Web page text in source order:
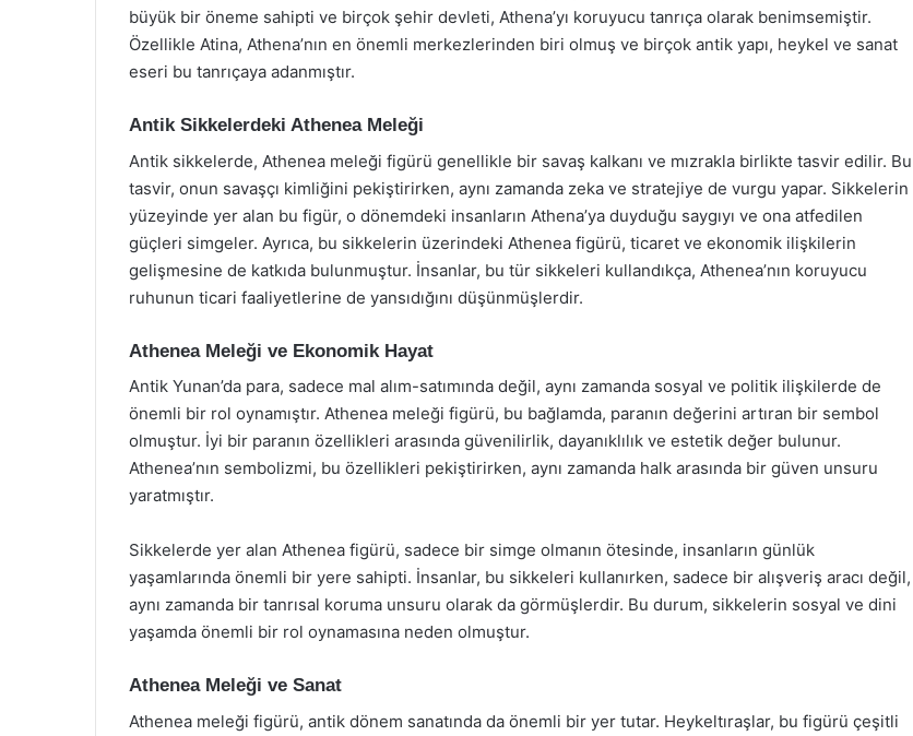
büyük bir öneme sahipti ve birçok şehir devleti, Athena’yı koruyucu tanrıça olarak benimsemiştir.
Özellikle Atina, Athena’nın en önemli merkezlerinden biri olmuş ve birçok antik yapı, heykel ve sanat
eseri bu tanrıçaya adanmıştır.
Antik Sikkelerdeki Athenea Meleği
Antik sikkelerde, Athenea meleği figürü genellikle bir savaş kalkanı ve mızrakla birlikte tasvir edilir. Bu
tasvir, onun savaşçı kimliğini pekiştirirken, aynı zamanda zeka ve stratejiye de vurgu yapar. Sikkelerin
yüzeyinde yer alan bu figür, o dönemdeki insanların Athena’ya duyduğu saygıyı ve ona atfedilen
güçleri simgeler. Ayrıca, bu sikkelerin üzerindeki Athenea figürü, ticaret ve ekonomik ilişkilerin
gelişmesine de katkıda bulunmuştur. İnsanlar, bu tür sikkeleri kullandıkça, Athenea’nın koruyucu
ruhunun ticari faaliyetlerine de yansıdığını düşünmüşlerdir.
Athenea Meleği ve Ekonomik Hayat
Antik Yunan’da para, sadece mal alım-satımında değil, aynı zamanda sosyal ve politik ilişkilerde de
önemli bir rol oynamıştır. Athenea meleği figürü, bu bağlamda, paranın değerini artıran bir sembol
olmuştur. İyi bir paranın özellikleri arasında güvenilirlik, dayanıklılık ve estetik değer bulunur.
Athenea’nın sembolizmi, bu özellikleri pekiştirirken, aynı zamanda halk arasında bir güven unsuru
yaratmıştır.
Sikkelerde yer alan Athenea figürü, sadece bir simge olmanın ötesinde, insanların günlük
yaşamlarında önemli bir yere sahipti. İnsanlar, bu sikkeleri kullanırken, sadece bir alışveriş aracı değil,
aynı zamanda bir tanrısal koruma unsuru olarak da görmüşlerdir. Bu durum, sikkelerin sosyal ve dini
yaşamda önemli bir rol oynamasına neden olmuştur.
Athenea Meleği ve Sanat
Athenea meleği figürü, antik dönem sanatında da önemli bir yer tutar. Heykeltıraşlar, bu figürü çeşitli